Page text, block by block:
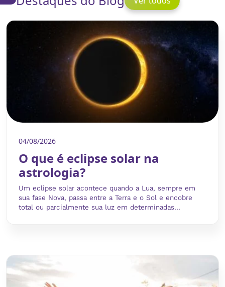
04/08/2026
O que é eclipse solar na
astrologia?
Um eclipse solar acontece quando a Lua, sempre em
sua fase Nova, passa entre a Terra e o Sol e encobre
total ou parcialmente sua luz em determinadas...